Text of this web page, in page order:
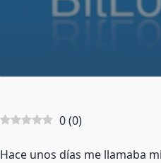
0(0)
Hace unos días me llamaba